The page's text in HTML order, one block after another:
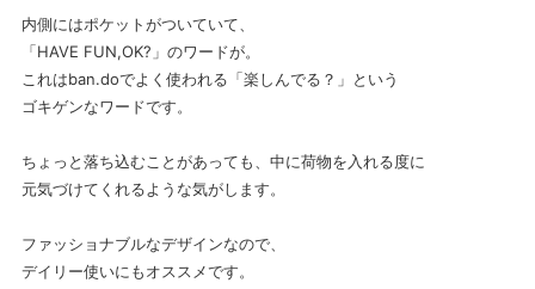
内側にはポケットがついていて、
「HAVE FUN,OK?」のワードが。
これはban.doでよく使われる「楽しんでる？」という
ゴキゲンなワードです。
ちょっと落ち込むことがあっても、中に荷物を入れる度に
元気づけてくれるような気がします。
ファッショナブルなデザインなので、
デイリー使いにもオススメです。